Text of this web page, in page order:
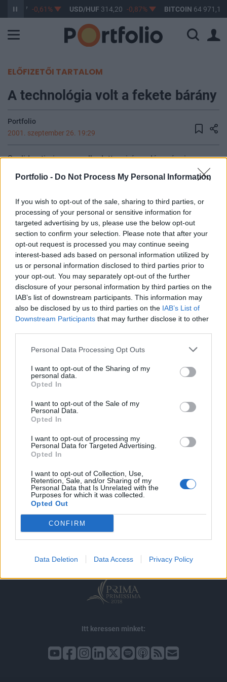
Portfolio - Do Not Process My Personal Information
If you wish to opt-out of the sale, sharing to third parties, or
processing of your personal or sensitive information for
targeted advertising by us, please use the below opt-out
section to confirm your selection. Please note that after your
opt-out request is processed you may continue seeing
interest-based ads based on personal information utilized by
us or personal information disclosed to third parties prior to
your opt-out. You may separately opt-out of the further
disclosure of your personal information by third parties on the
IAB’s list of downstream participants. This information may
also be disclosed by us to third parties on the IAB’s List of
Downstream Participants that may further disclose it to other
Personal Data Processing Opt Outs
I want to opt-out of the Sharing of my
personal data.
Opted In
I want to opt-out of the Sale of my
Personal Data.
Opted In
I want to opt-out of processing my
Personal Data for Targeted Advertising.
Opted In
I want to opt-out of Collection, Use,
Retention, Sale, and/or Sharing of my
Personal Data that Is Unrelated with the
Purposes for which it was collected.
Opted Out
CONFIRM
Data Deletion Data Access Privacy Policy
363,17 -0,61% USD/HUF 314,20 -0,87% BITCOIN 64 971,16
ELŐFIZETŐI TARTALOM
A technológia volt a fekete bárány
Portfolio
2001. szeptember 26. 19:29
Szolid optimizmus uralkodott az irányadó európai
részvénybörzéken ma, az indxek erősödése 0.7 és 2.2%
között volt. A szektorok szinte mind növelték értéküket, a
energatikai, valamint a kiskereskedelmi vállalatok, s csak
az autógyártók és a technológiai cégek szenvedtek el
árfolyam nyereséget. A DAX zárás előtt nem...
KEDVES OLVASÓNK!
A keresett cikk a portfolio.hu hírarchívumához
tartozik, melynek olvasása előfizetéses
regisztrációhoz kötött.
Kötéslisták: BÉT elmúlt 2 év napon belüli
kötéslistái
impresszum
jogi nyilatkozat
adatvédelem
szerzői jogok médiaajánlat
karrier
kommentkezelés
ÁSZF
Itt keressen minket: